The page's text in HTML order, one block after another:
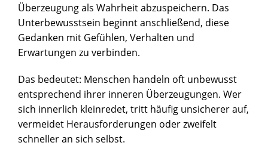
Überzeugung als Wahrheit abzuspeichern. Das
Unterbewusstsein beginnt anschließend, diese
Gedanken mit Gefühlen, Verhalten und
Erwartungen zu verbinden.
Das bedeutet: Menschen handeln oft unbewusst
entsprechend ihrer inneren Überzeugungen. Wer
sich innerlich kleinredet, tritt häufig unsicherer auf,
vermeidet Herausforderungen oder zweifelt
schneller an sich selbst.